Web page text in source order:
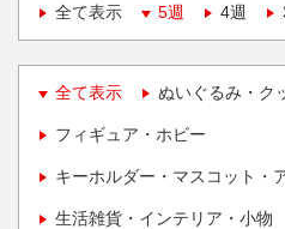
全て表示
5週 4週
全て表示 ぬいぐるみ・ク
フィギュア・ホビー
キーホルダー・マスコット・
生活雑貨・インテリア・小物